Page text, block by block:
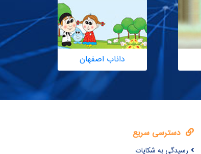
داناب اصفهان
دسترسی سریع
رسیدگی به شکایات